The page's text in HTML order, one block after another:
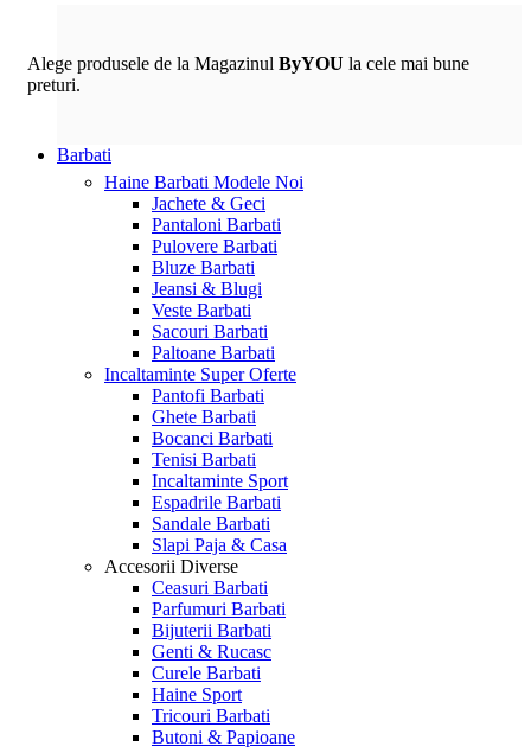
Alege produsele de la Magazinul ByYOU la cele mai bune
preturi.
Barbati
Haine Barbati Modele Noi
Jachete & Geci
Pantaloni Barbati
Pulovere Barbati
Bluze Barbati
Jeansi & Blugi
Veste Barbati
Sacouri Barbati
Paltoane Barbati
Incaltaminte Super Oferte
Pantofi Barbati
Ghete Barbati
Bocanci Barbati
Tenisi Barbati
Incaltaminte Sport
Espadrile Barbati
Sandale Barbati
Slapi Paja & Casa
Accesorii Diverse
Ceasuri Barbati
Parfumuri Barbati
Bijuterii Barbati
Genti & Rucasc
Curele Barbati
Haine Sport
Tricouri Barbati
Butoni & Papioane